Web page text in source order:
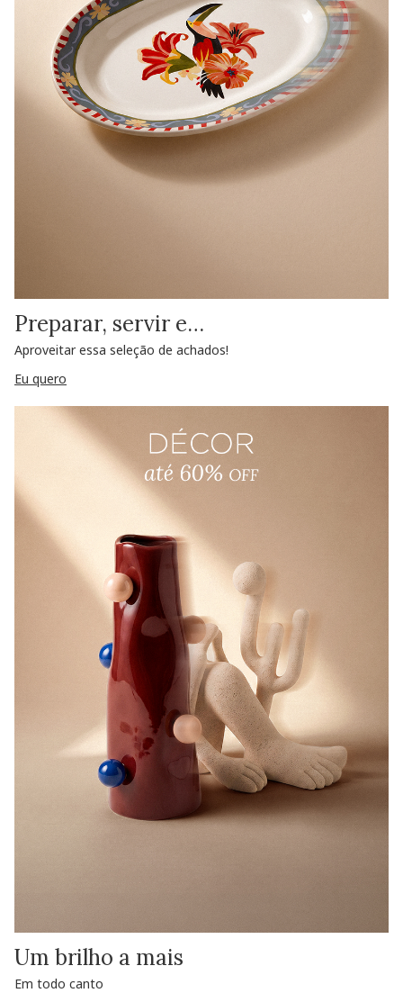
Preparar, servir e…
Aproveitar essa seleção de achados!
Eu quero
Um brilho a mais
Em todo canto